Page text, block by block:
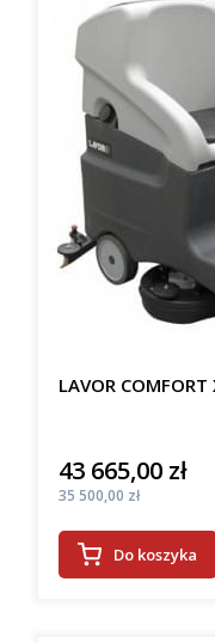
LAVOR
Cena
43 665,00 zł
Cena
35 500,00 zł
Do koszyka